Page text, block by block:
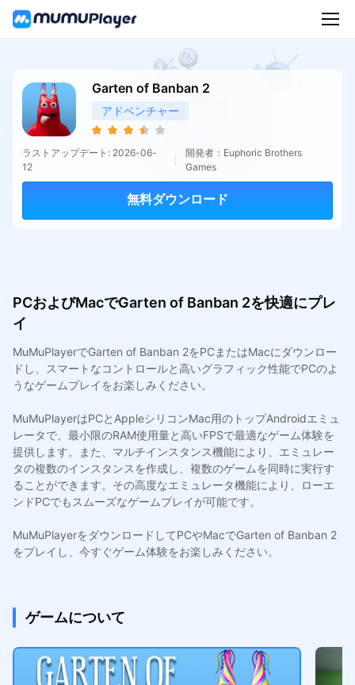
Garten of Banban 2
アドベンチャー
ラストアップデート: 2026-06-
12
開発者：Euphoric Brothers
Games
無料ダウンロード
PCおよびMacでGarten of Banban 2を快適にプレ
イ
MuMuPlayerでGarten of Banban 2をPCまたはMacにダウンロー
ドし、スマートなコントロールと高いグラフィック性能でPCのよ
うなゲームプレイをお楽しみください。
MuMuPlayerはPCとAppleシリコンMac用のトップAndroidエミュ
レータで、最小限のRAM使用量と高いFPSで最適なゲーム体験を
提供します。また、マルチインスタンス機能により、エミュレー
タの複数のインスタンスを作成し、複数のゲームを同時に実行す
ることができます。その高度なエミュレータ機能により、ローエ
ンドPCでもスムーズなゲームプレイが可能です。
MuMuPlayerをダウンロードしてPCやMacでGarten of Banban 2
をプレイし、今すぐゲーム体験をお楽しみください。
ゲームについて